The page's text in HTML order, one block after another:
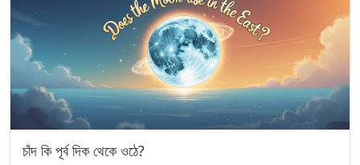
চাঁদ কি পূর্ব দিক থেকে ওঠে?